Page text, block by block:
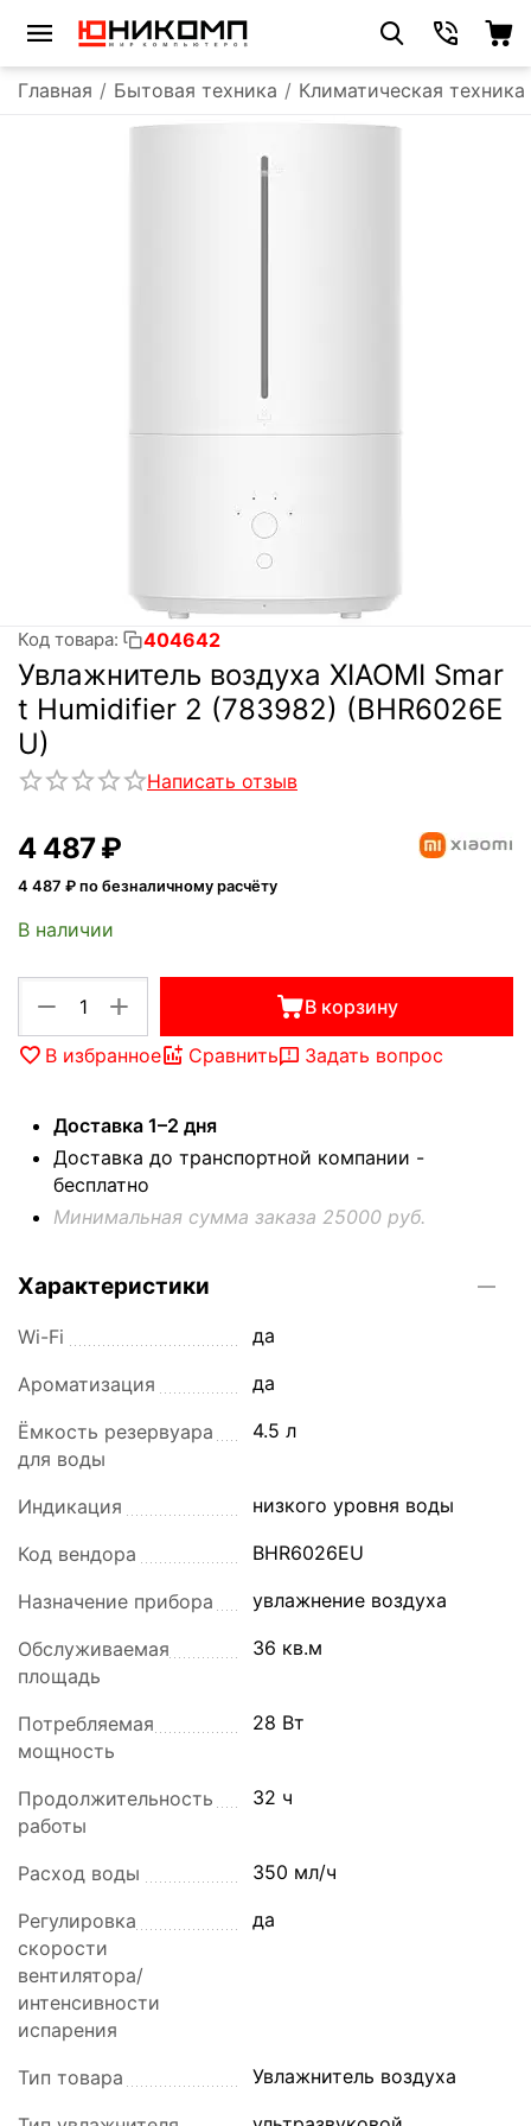
Главная / Бытовая техника / Климатическая техника
Код товара: 404642
Увлажнитель воздуха XIAOMI Smar
t Humidifier 2 (783982) (BHR6026E
U)
Написать отзыв
4 487₽
4 487 ₽ по безналичному расчёту
В наличии
+
− В корзину
В избранное Сравнить Задать вопрос
Доставка 1–2 дня
Доставка до транспортной компании -
бесплатно
Минимальная сумма заказа 25000 руб.
Характеристики
Wi-Fi да
Ароматизация да
Ёмкость резервуара
для воды
4.5 л
Индикация низкого уровня воды
Код вендора BHR6026EU
Назначение прибора увлажнение воздуха
Обслуживаемая
площадь
36 кв.м
Потребляемая
мощность
28 Вт
Продолжительность
работы
32 ч
Расход воды 350 мл/ч
Регулировка
скорости
вентилятора/
интенсивности
испарения
да
Тип товара Увлажнитель воздуха